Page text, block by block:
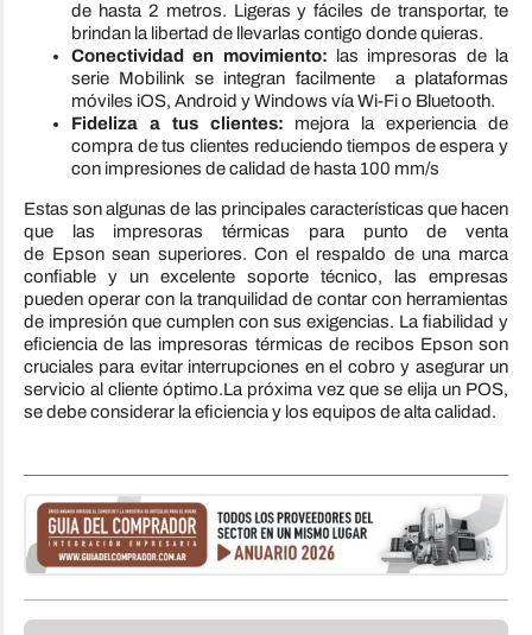
de hasta 2 metros. Ligeras y fáciles de transportar, te
brindan la libertad de llevarlas contigo donde quieras.
Conectividad en movimiento: las impresoras de la
serie Mobilink se integran facilmente a plataformas
móviles iOS, Android y Windows vía Wi-Fi o Bluetooth.
Fideliza a tus clientes: mejora la experiencia de
compra de tus clientes reduciendo tiempos de espera y
con impresiones de calidad de hasta 100 mm/s
Estas son algunas de las principales características que hacen
que las impresoras térmicas para punto de venta
de Epsonsean superiores. Con el respaldo de una marca
confiable y un excelente soporte técnico, las empresas
pueden operar con la tranquilidad de contar con herramientas
de impresión que cumplen con sus exigencias. La fiabilidad y
eficiencia de las impresoras térmicas de recibos Epsonson
cruciales para evitar interrupciones en el cobro y asegurar un
servicio al cliente óptimo.La próxima vez que se elija un POS,
se debe considerar la eficiencia y los equipos de alta calidad.